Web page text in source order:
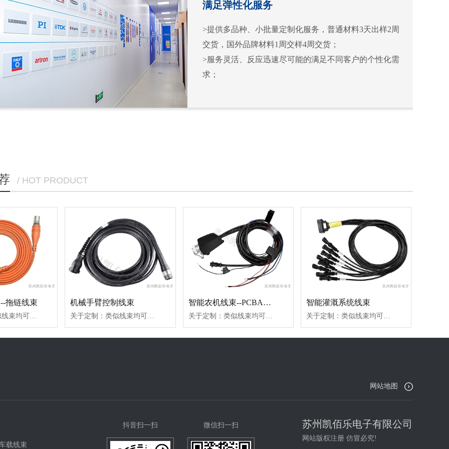
满足弹性化服务
>提供多品种、小批量定制化服务，普通材料3天出样2周
交货，国外品牌材料1周交样4周交货；
>服务灵活、反应迅速尽可能的满足不同客户的个性化需
求；
/ HOT PRODUCT
拖链线束 机械手臂控制线束 智能农机线束--PCBA线束 智能灌溉系统线束
网站地图
载线束
抖音扫一扫 微信扫一扫 苏州凯佰乐电子有限公司
网站版权注册 仿冒必究!